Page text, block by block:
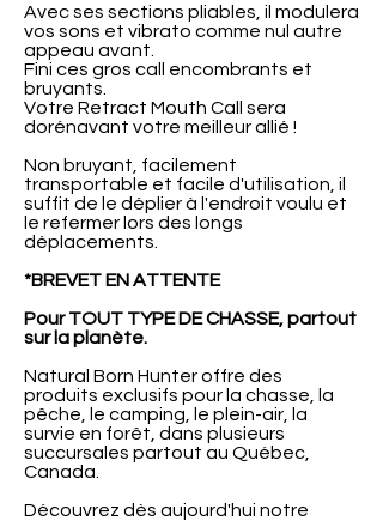
Avec ses sections pliables, il modulera
vos sons et vibrato comme nul autre
appeau avant.
Fini ces gros call encombrants et
bruyants.
Votre Retract Mouth Call sera
dorénavant votre meilleur allié !
Non bruyant, facilement
transportable et facile d'utilisation, il
suffit de le déplier à l'endroit voulu et
le refermer lors des longs
déplacements.
*BREVET EN ATTENTE
Pour TOUT TYPE DE CHASSE, partout
sur la planète.
Natural Born Hunter offre des
produits exclusifs pour la chasse, la
pêche, le camping, le plein-air, la
survie en forêt, dans plusieurs
succursales partout au Québec,
Canada.
Découvrez dès aujourd'hui notre